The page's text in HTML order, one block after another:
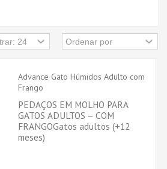
Advance Gato Húmidos Adulto com
Frango
PEDAÇOS EM MOLHO PARA
GATOS ADULTOS – COM
FRANGOGatos adultos (+12
meses)